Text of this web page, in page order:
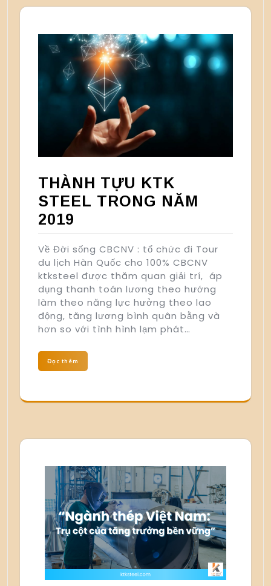
THÀNH TỰU KTK
STEEL TRONG NĂM
2019
Về Đời sống CBCNV : tổ chức đi Tour
du lịch Hàn Quốc cho 100% CBCNV
ktksteel được thăm quan giải trí, áp
dụng thanh toán lương theo hướng
làm theo năng lực hưởng theo lao
động, tăng lương bình quân bằng và
hơn so với tình hình lạm phát…
Đọc thêm